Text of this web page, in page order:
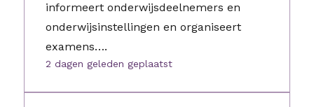
informeert onderwijsdeelnemers en
onderwijsinstellingen en organiseert
examens….
2 dagen geleden geplaatst